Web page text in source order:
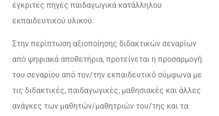
έγκριτες πηγές παιδαγωγικά κατάλληλου
εκπαιδευτικού υλικού.
Στην περίπτωση αξιοποίησης διδακτικών σεναρίων
από ψηφιακά αποθετήρια, προτείνεται η προσαρμογή
του σεναρίου από τον/την εκπαιδευτικό σύμφωνα με
τις διδακτικές, παιδαγωγικές, μαθησιακές και άλλες
ανάγκες των μαθητών/μαθητριών του/της και τα